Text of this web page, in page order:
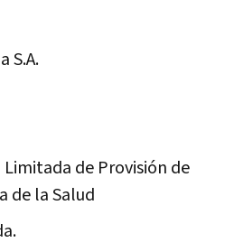
S.A.
de Provisión de
de la Salud